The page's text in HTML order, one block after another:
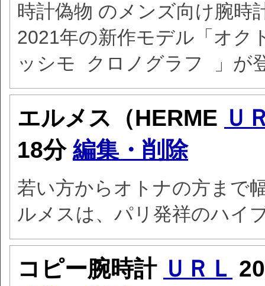
時計偽物 のメンズ向け腕時
2021年の新作モデル「オク
ッシモ クロノグラフ 」が
エルメス（HERME Ｕ
18分 編集・削除
若い方からオトナの方まで
ルメスは、パリ発祥のハイ
コピー腕時計 ＵＲＬ